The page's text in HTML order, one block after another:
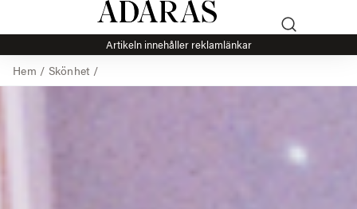
Artikeln innehåller reklamlänkar
Hem / Skönhet/